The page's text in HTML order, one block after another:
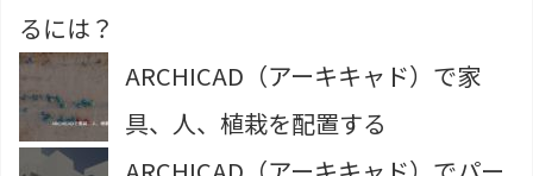
るには？
ARCHICAD（アーキキャド）で家
具、人、植栽を配置する